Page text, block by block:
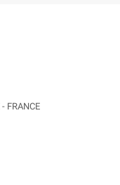
FRANCE